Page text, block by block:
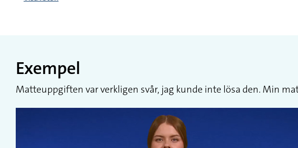
Exempel
Matteuppgiften var verkligen svår, jag kunde inte lösa den. Min